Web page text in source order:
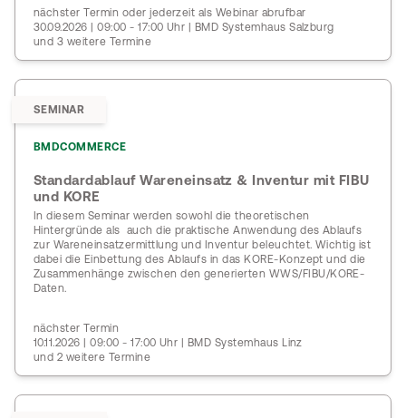
nächster Termin oder jederzeit als Webinar abrufbar
30.09.2026 | 09:00 - 17:00 Uhr | BMD Systemhaus Salzburg
und 3 weitere Termine
SEMINAR
BMDCOMMERCE
Standardablauf Wareneinsatz & Inventur mit FIBU
und KORE
In diesem Seminar werden sowohl die theoretischen
Hintergründe als auch die praktische Anwendung des Ablaufs
zur Wareneinsatzermittlung und Inventur beleuchtet. Wichtig ist
dabei die Einbettung des Ablaufs in das KORE-Konzept und die
Zusammenhänge zwischen den generierten WWS/FIBU/KORE-
Daten.
nächster Termin
10.11.2026 | 09:00 - 17:00 Uhr | BMD Systemhaus Linz
und 2 weitere Termine